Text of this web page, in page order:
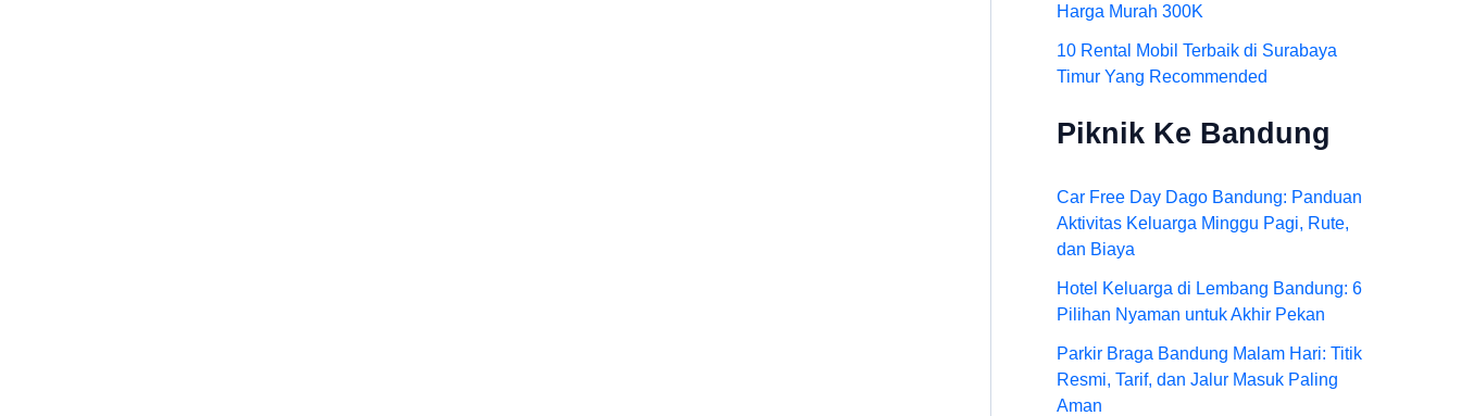
Harga Murah 300K
10 Rental Mobil Terbaik di Surabaya
Timur Yang Recommended
Piknik Ke Bandung
Car Free Day Dago Bandung: Panduan
Aktivitas Keluarga Minggu Pagi, Rute,
dan Biaya
Hotel Keluarga di Lembang Bandung: 6
Pilihan Nyaman untuk Akhir Pekan
Parkir Braga Bandung Malam Hari: Titik
Resmi, Tarif, dan Jalur Masuk Paling
Aman